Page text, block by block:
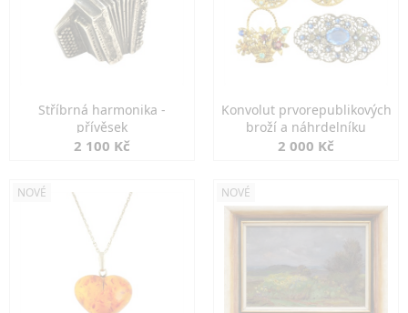
Stříbrná harmonika -
přívěsek
2 100 Kč
Konvolut prvorepublikových
broží a náhrdelníku
2 000 Kč
NOVÉ NOVÉ